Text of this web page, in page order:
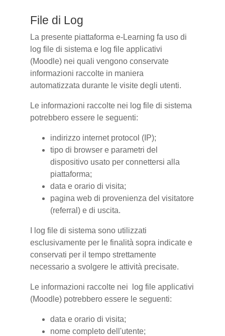
File di Log
La presente piattaforma e-Learning fa uso di
log file di sistema e log file applicativi
(Moodle) nei quali vengono conservate
informazioni raccolte in maniera
automatizzata durante le visite degli utenti.
Le informazioni raccolte nei log file di sistema
potrebbero essere le seguenti:
indirizzo internet protocol (IP);
tipo di browser e parametri del
dispositivo usato per connettersi alla
piattaforma;
data e orario di visita;
pagina web di provenienza del visitatore
(referral) e di uscita.
I log file di sistema sono utilizzati
esclusivamente per le finalità sopra indicate e
conservati per il tempo strettamente
necessario a svolgere le attività precisate.
Le informazioni raccolte nei log file applicativi
(Moodle) potrebbero essere le seguenti:
data e orario di visita;
nome completo dell'utente;